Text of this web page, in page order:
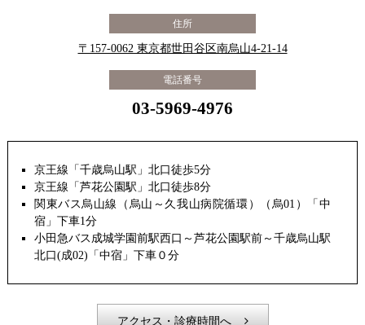
住所
〒157-0062 東京都世田谷区南烏山4-21-14
電話番号
03-5969-4976
京王線「千歳烏山駅」北口徒歩5分
京王線「芦花公園駅」北口徒歩8分
関東バス烏山線（烏山～久我山病院循環）（烏01）「中
宿」下車1分
小田急バス成城学園前駅西口～芦花公園駅前～千歳烏山駅
北口(成02)「中宿」下車０分
アクセス・診療時間へ